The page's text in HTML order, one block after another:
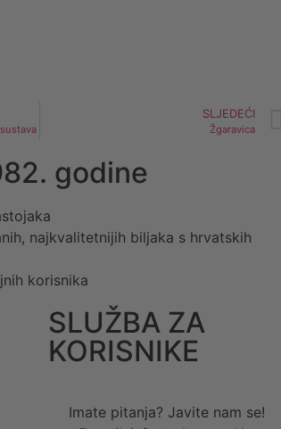
SLJEDEĆI
Žgaravica
godine
najkvalitetnijih biljaka s hrvatskih
korisnika
SLUŽBA ZA
KORISNIKE
Imate pitanja? Javite nam se!